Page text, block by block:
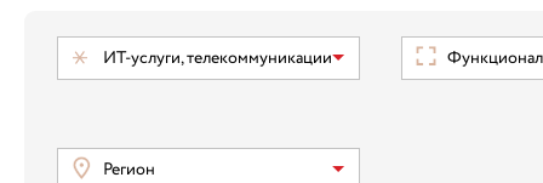
ИТ-услуги, телекоммуникации
Регион